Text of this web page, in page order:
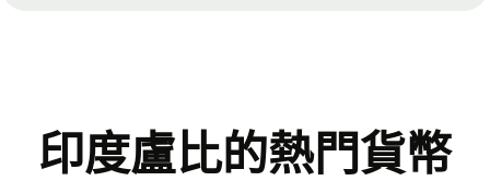
印度盧比的熱門貨幣